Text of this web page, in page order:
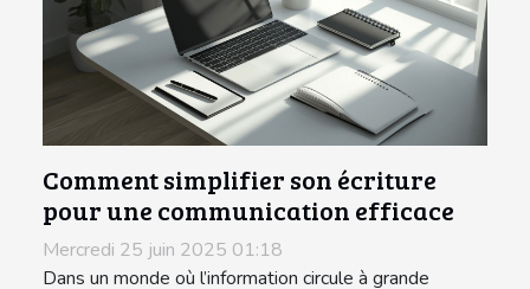
Comment simplifier son écriture
pour une communication efficace
Mercredi 25 juin 2025 01:18
Dans un monde où l’information circule à grande